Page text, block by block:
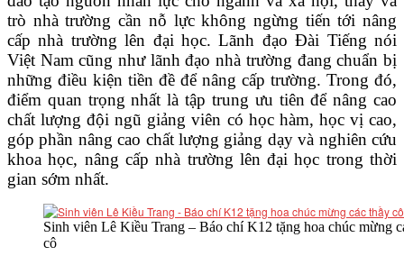
trò nhà trường cần nỗ lực không ngừng tiến tới nâng
cấp nhà trường lên đại học. Lãnh đạo Đài Tiếng nói
Việt Nam cũng như lãnh đạo nhà trường đang chuẩn bị
những điều kiện tiền đề để nâng cấp trường. Trong đó,
điểm quan trọng nhất là tập trung ưu tiên để nâng cao
chất lượng đội ngũ giảng viên có học hàm, học vị cao,
góp phần nâng cao chất lượng giảng dạy và nghiên cứu
khoa học, nâng cấp nhà trường lên đại học trong thời
gian sớm nhất.
Sinh viên Lê Kiều Trang – Báo chí K12 tặng hoa chúc mừng
cô